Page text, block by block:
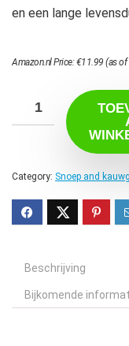
en een lange
Amazon.nl Price:€11.99 (as
Category: Snoep and
Beschrijving
Bijkomende